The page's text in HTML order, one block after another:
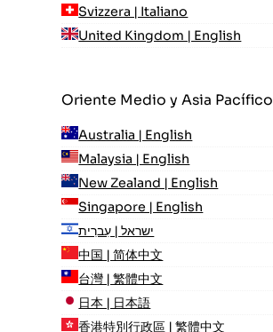
Svizzera | Italiano
United Kingdom | English
Oriente Medio y Asia Pacífico
Australia | English
Malaysia | English
New Zealand | English
Singapore | English
ישראל | עִברִית
中国 | 简体中文
台灣 | 繁體中文
日本 | 日本語
香港特別行政區 | 繁體中文